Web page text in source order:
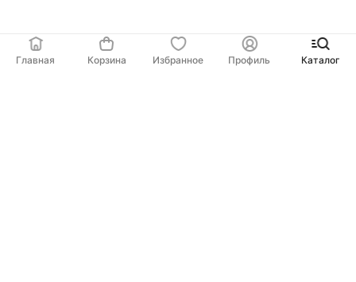
Главная Корзина Избранное Профиль Каталог